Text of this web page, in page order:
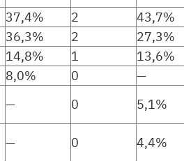
37,4% 2
43,7%
36,3% 2
27,3%
14,8% 1
13,6%
8,0% 0
—
— 0 5,1%
— 0
4,4%